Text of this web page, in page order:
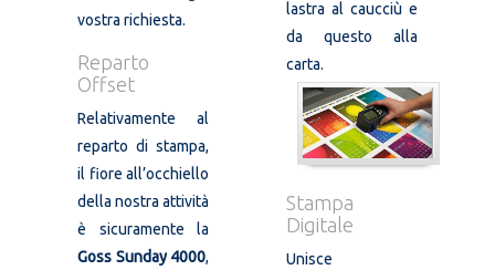
vostra richiesta.
Reparto
Offset
Relativamente al
reparto di stampa,
il fiore all’occhiello
della nostra attività
è sicuramente la
Goss Sunday 4000,
lastra al caucciù e
da questo alla
carta.
Stampa
Digitale
Unisce